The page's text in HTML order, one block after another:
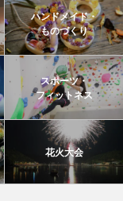
ハンドメイド・
ものづくり
スポーツ・
フィットネス
花火大会